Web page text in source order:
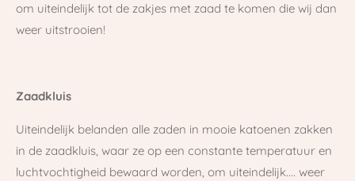
om uiteindelijk tot de zakjes met zaad te komen die wij dan
weer uitstrooien!
Zaadkluis
Uiteindelijk belanden alle zaden in mooie katoenen zakken
in de zaadkluis, waar ze op een constante temperatuur en
luchtvochtigheid bewaard worden, om uiteindelijk.... weer